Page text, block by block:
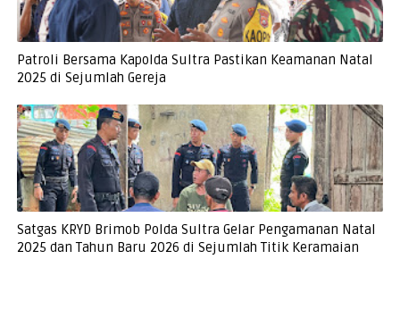
Patroli Bersama Kapolda Sultra Pastikan Keamanan Natal
2025 di Sejumlah Gereja
Satgas KRYD Brimob Polda Sultra Gelar Pengamanan Natal
2025 dan Tahun Baru 2026 di Sejumlah Titik Keramaian